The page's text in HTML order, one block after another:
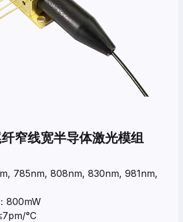
窄线宽半导体激光模组
785nm, 808nm, 830nm, 981nm,
800mW
°C